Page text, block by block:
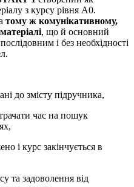
з курсу рівня А0.
тому ж комунікативному,
, що й основний
і без необхідності
до змісту підручника,
час на пошук
і курс закінчується в
та задоволення від